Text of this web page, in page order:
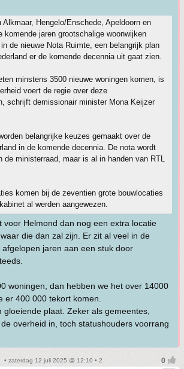
Alkmaar, Hengelo/Enschede, Apeldoorn en
komende jaren grootschalige woonwijken
de nieuwe Nota Ruimte, een belangrijk plan
er de komende decennia uit gaat zien.
minstens 3500 nieuwe woningen komen, is
voert de regie over deze
schrijft demissionair minister Mona Keijzer
belangrijke keuzes gemaakt over de
in de komende decennia. De nota wordt
de ministerraad, maar is al in handen van RTL
komen bij de zeventien grote bouwlocaties
al werden aangewezen.
voor Helmond dan nog een extra locatie
die dan zal zijn. Er zit al veel in de
jaren aan een stuk door
woningen, dan hebben we het over 14000
er 400 000 tekort komen.
gloeiende plaat. Zeker als gemeentes,
overheid in, toch statushouders voorrang
• zaterdag 12 juli 2025 @ 12:10 • 2